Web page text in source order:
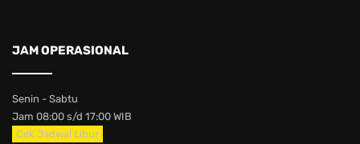
JAM OPERASIONAL
Senin - Sabtu
Jam 08:00 s/d 17:00 WIB
Cek Jadwal Libur